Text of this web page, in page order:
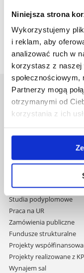
Niniejsza strona
Wykorzystujemy
i reklam, aby
analizować ruch w
korzystasz z naszej
Partnerzy mogą
otrzymanymi od
korzystania z ich
4) Weryfikacja
Al.
35-959
do
treści
Biblioteka
Covid info
Studia podyplomowe
Praca na UR
Zamówienia publiczne
Fundusze strukturalne
Projekty
Projekty realizowane z
Wynajem sal